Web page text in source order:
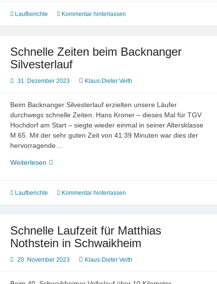
Laufberichte Kommentar hinterlassen
Schnelle Zeiten beim Backnanger
Silvesterlauf
31. Dezember 2023 Klaus-Dieter Veith
Beim Backnanger Silvesterlauf erzielten unsere Läufer
durchwegs schnelle Zeiten. Hans Kroner – dieses Mal für TGV
Hochdorf am Start – siegte wieder einmal in seiner Altersklasse
M 65. Mit der sehr guten Zeit von 41:39 Minuten war dies der
hervorragende…
Weiterlesen Schnelle
Backnanger
Laufberichte Kommentar hinterlassen
Schnelle Laufzeit für Matthias
Nothstein in Schwaikheim
20. November 2023 Klaus-Dieter Veith